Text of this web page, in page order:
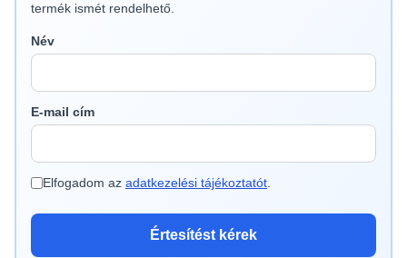
termék ismét rendelhető.
Név
E-mail cím
Elfogadom az adatkezelési tájékoztatót
Értesítést kérek